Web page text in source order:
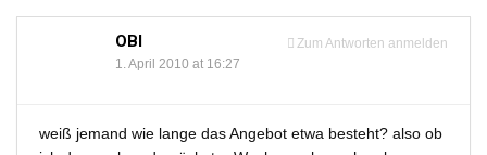
Zum Antworten anmelden
OBI
1. April 2010 at 16:27
weiß jemand wie lange das Angebot etwa besteht? also ob